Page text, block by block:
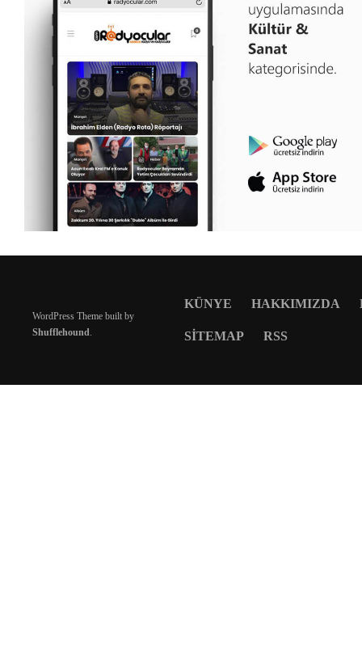
WordPress Theme built by
Shufflehound.
KÜNYE HAKKIMIZDA
SITEMAP RSS